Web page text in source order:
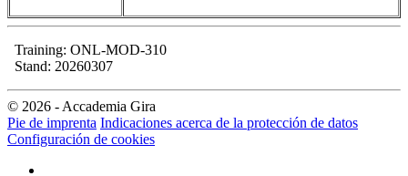
Training: ONL-MOD-310
Stand: 20260307
© 2026 - Accademia Gira
Pie de imprenta Indicaciones acerca de la protección de datos
Configuración de cookies